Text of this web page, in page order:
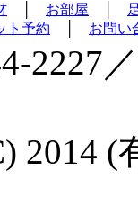
お部屋
ト予約 お問い
2227
2014 (